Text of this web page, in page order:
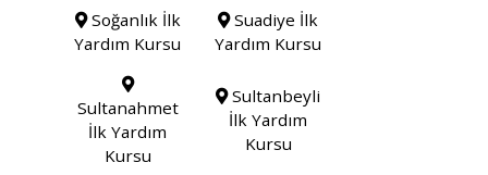
Soğanlık İlk
Yardım Kursu
Suadiye İlk
Yardım Kursu
Sultanahmet
İlk Yardım
Kursu
Sultanbeyli
İlk Yardım
Kursu